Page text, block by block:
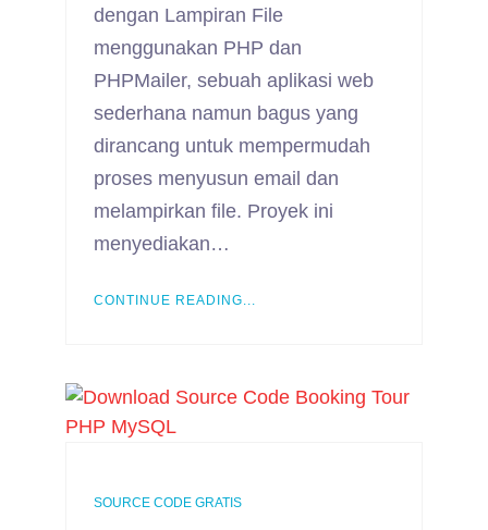
dengan Lampiran File
menggunakan PHP dan
PHPMailer, sebuah aplikasi web
sederhana namun bagus yang
dirancang untuk mempermudah
proses menyusun email dan
melampirkan file. Proyek ini
menyediakan…
CONTINUE READING...
SOURCE CODE GRATIS